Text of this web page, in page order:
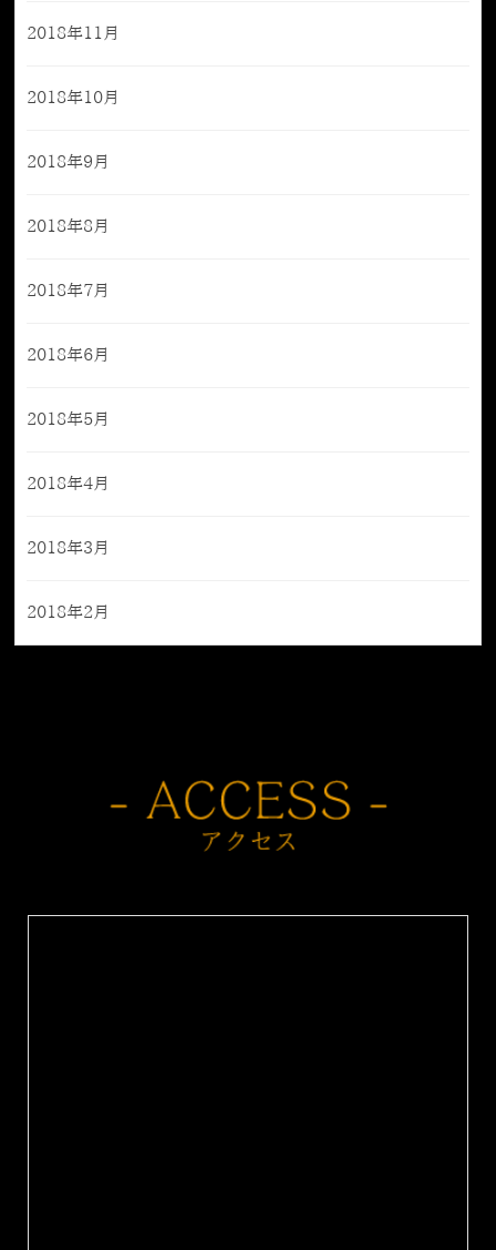
2018年11月
2018年10月
2018年9月
2018年8月
2018年7月
2018年6月
2018年5月
2018年4月
2018年3月
2018年2月